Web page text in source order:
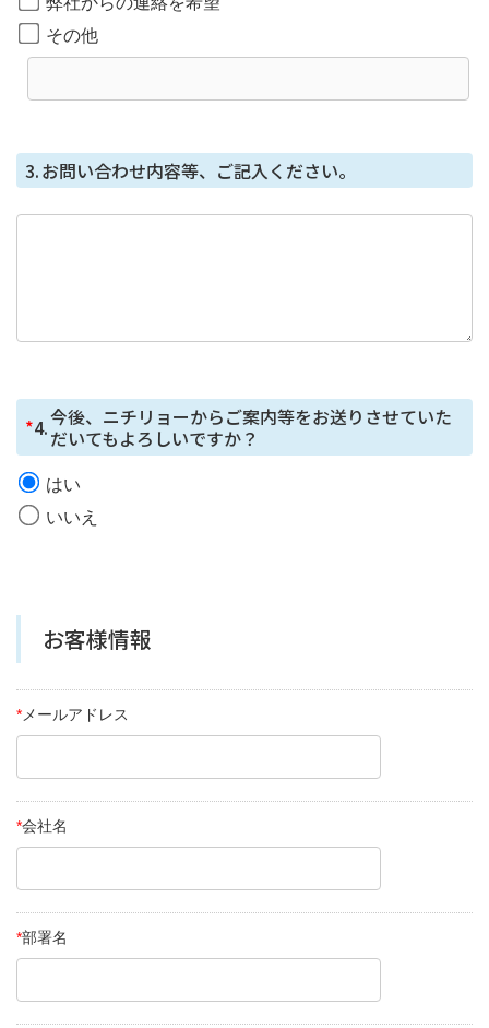
に応じます。
個人情報を与えることの任意性及び当該情報を
個⼈情報を取得する項⽬は、全てご本⼈によってご提供
いただくものです。
本フォームではCookie で個⼈情報を取得していません
その他
3.お問い合わせ内容等、ご記入ください。
*4.今後、ニチリョーからご案内等をお送りさせていた
だいてもよろしいですか？
はい
いいえ
お客様情報
* メールアドレス
*会社名
*部署名